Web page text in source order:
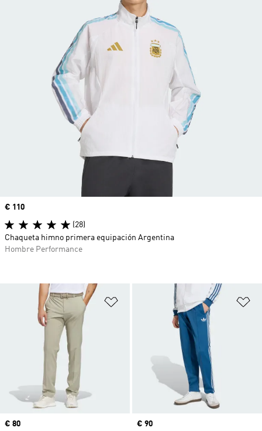
Añadir a la lista de deseos
Precio
€ 80
Precio
€ 90
Precio
€ 110
(28)
Chaqueta himno primera equipación Argentina
Hombre Performance